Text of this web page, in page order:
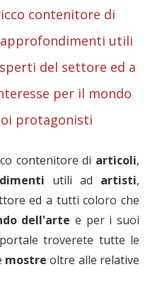
contenitore di
utili
del settore ed a
per il mondo
protagonisti
contenitore di articoli,
utili ad artisti,
ed a tutti coloro che
dell'arte e per i suoi
troverete tutte le
mostreoltre alle relative